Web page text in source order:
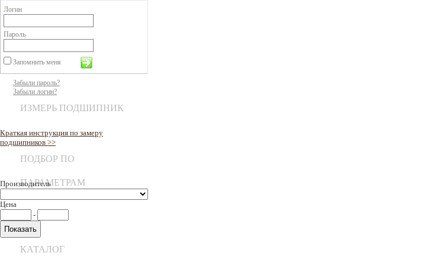
Логин
Пароль
Запомнить меня
Забыли пароль?
Забыли логин?
ИЗМЕРЬ ПОДШИПНИК
Краткая инструкция по замеру
подшипников >>
ПОДБОР ПО
ПАРАМЕТРАМ
Производитель
Цена
-
КАТАЛОГ